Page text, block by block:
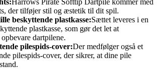
der tilføjer stil og æstetik til dit spil.
beskyttende plastkasse:Sættet leveres i en
plastkasse, som gør det let at
dartpilene.
pilespids-cover:Der medfølger også et
pilespids-cover, der sikrer, at dine pile